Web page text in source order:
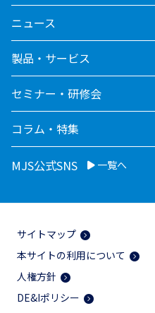
ニュース
製品・サービス
セミナー・研修会
コラム・特集
MJS公式SNS 一覧へ
サイトマップ
本サイトの利用について
人権方針
DE&Iポリシー